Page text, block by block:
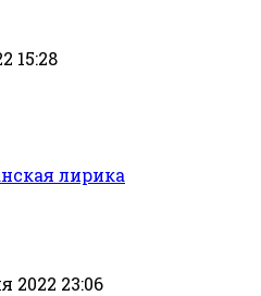
15:28
лирика
2022 23:06